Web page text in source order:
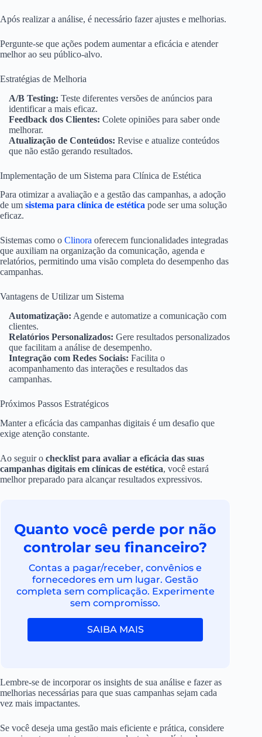
Após realizar a análise, é necessário fazer ajustes e melhorias.
Pergunte-se que ações podem aumentar a eficácia e atender
melhor ao seu público-alvo.
Estratégias de Melhoria
A/B Testing: Teste diferentes versões de anúncios para
identificar a mais eficaz.
Feedback dos Clientes: Colete opiniões para saber onde
melhorar.
Atualização de Conteúdos: Revise e atualize conteúdos
que não estão gerando resultados.
Implementação de um Sistema para Clínica de Estética
Para otimizar a avaliação e a gestão das campanhas, a adoção
de um sistema para clínica de estética pode ser uma solução
eficaz.
Sistemas como o Clinora oferecem funcionalidades integradas
que auxiliam na organização da comunicação, agenda e
relatórios, permitindo uma visão completa do desempenho das
campanhas.
Vantagens de Utilizar um Sistema
Automatização: Agende e automatize a comunicação com
clientes.
Relatórios Personalizados: Gere resultados personalizados
que facilitam a análise de desempenho.
Integração com Redes Sociais: Facilita o
acompanhamento das interações e resultados das
campanhas.
Próximos Passos Estratégicos
Manter a eficácia das campanhas digitais é um desafio que
exige atenção constante.
Ao seguir o checklist para avaliar a eficácia das suas
campanhas digitais em clínicas de estética, você estará
melhor preparado para alcançar resultados expressivos.
Quanto você perde por não
controlar seu financeiro?
Contas a pagar/receber, convênios e
fornecedores em um lugar. Gestão
completa sem complicação. Experimente
sem compromisso.
SAIBA MAIS
Lembre-se de incorporar os insights de sua análise e fazer as
melhorias necessárias para que suas campanhas sejam cada
vez mais impactantes.
Se você deseja uma gestão mais eficiente e prática, considere